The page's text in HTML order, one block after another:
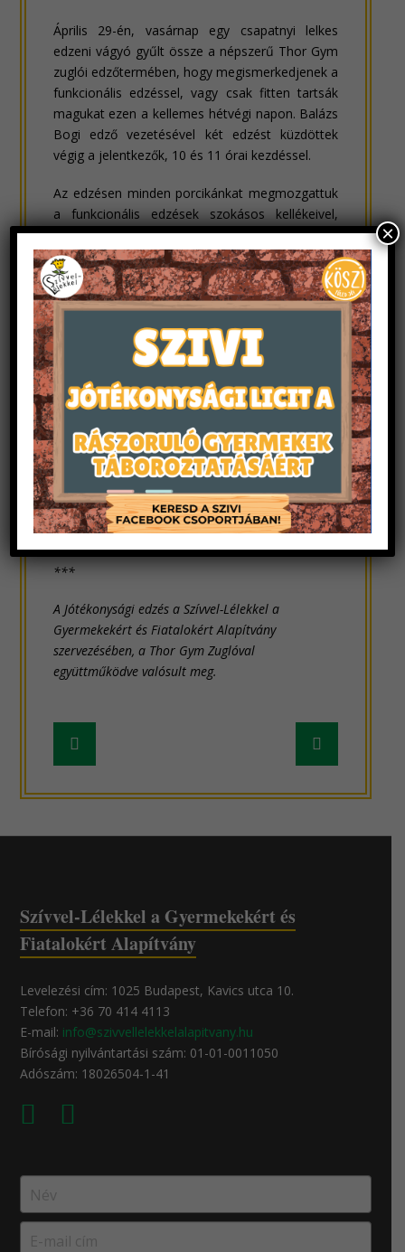
Április 29-én, vasárnap egy csapatnyi lelkes
edzeni vágyó gyűlt össze a népszerű Thor Gym
zuglói edzőtermében, hogy megismerkedjenek a
funkcionális edzéssel, vagy csak fitten tartsák
magukat ezen a kellemes hétvégi napon. Balázs
Bogi edző vezetésével két edzést küzdöttek
végig a jelentkezők, 10 és 11 órai kezdéssel.
Az edzésen minden porcikánkat megmozgattuk
a funkcionális edzések szokásos kellékeivel,
mint kettlebell, kötél, TRX és különböző súlyok.
Az edzések kellemes hangulatban teltek, a
végére azért mindenki alaposan el is fáradt, de
jó szívvel mentek haza, hogy edzésükkel
támogattak egy jó ügyet is.
Köszönjük aThor Gym Zuglónak, hogy teret
adtak az eseménynek! Nagyon hálásak vagyunk,
hogy ez a rendezvény létrejöhetett és a
felajánlásokon keresztül támogatni tudjuk a
rászoruló gyerekek táboroztatását.
***
A Jótékonysági edzés a Szívvel-Lélekkel a
Gyermekekért és Fiatalokért Alapítvány
szervezésében, a Thor Gym Zuglóval
együttműködve valósult meg.
Frissebb
hír
Régebbi
hír
Szívvel-Lélekkel a Gyermekekért és
Fiatalokért Alapítvány
Levelezési cím: 1025 Budapest, Kavics utca 10.
Telefon: +36 70 414 4113
E-mail: info@szivvellelekkelalapitvany.hu
Bírósági nyilvántartási szám: 01-01-0011050
Adószám: 18026504-1-41
×